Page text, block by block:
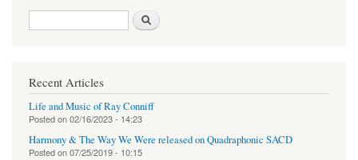
Search form
Recent Articles
Life and Music of Ray Conniff
Posted on02/16/2023 - 14:23
Harmony & The Way We Were released on Quadraphonic SACD
Posted on07/25/2019 - 10:15